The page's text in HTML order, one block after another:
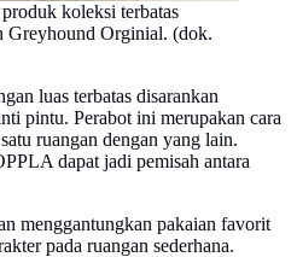
koleksi terbatas
Greyhound Orginial. (dok.
luas terbatas disarankan
pintu. Perabot ini merupakan cara
ruangan dengan yang lain.
dapat jadi pemisah antara
menggantungkan pakaian favorit
pada ruangan sederhana.